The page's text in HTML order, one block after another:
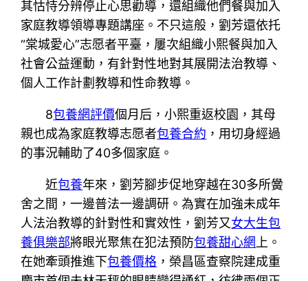
其怙恃分辨停止心思勸導，還組織他們餐與加入
家庭教導領導專題講座。不只這般，劉芳還依托
“棠城愛心”志愿者平臺，屢次組織小熙餐與加入
社會公益運動，有針對性地對其展開法治教導、
個人工作計劃教導和性命教導。
8包養網評價個月后，小熙重返校園，其母
親也成為家庭教導志愿者包養合約 ，用切身經過
的事況輔助了40多個家庭。
近包養年來，劉芳腳步促地穿越在30多所黌
舍之間，一邊普法一邊調研。為實在加強未成年
人法治教導的針對性和實效性，劉芳又女大生包
養俱樂部將眼光聚焦在犯法預防包養甜心網 上。
在她牽頭推進下包養價格 ，榮昌區查察院建成重